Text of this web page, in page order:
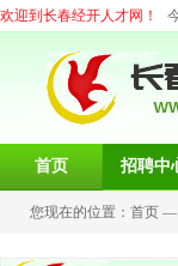
欢迎到长春经开人才网！
首页 招聘中
您现在的位置： 首页 —